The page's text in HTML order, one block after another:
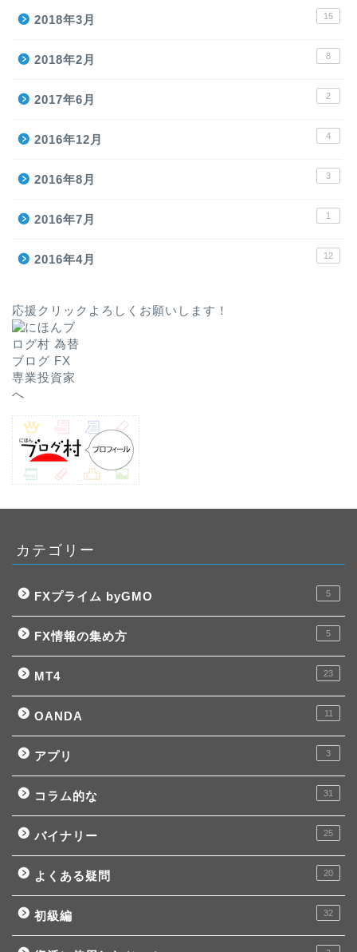
2018年3月 15
2018年2月 8
2017年6月 2
2016年12月 4
2016年8月 3
2016年7月 1
2016年4月 12
応援クリックよろしくお願いします！
カテゴリー
FXプライム byGMO 5
FX情報の集め方 5
MT4 23
OANDA 11
アプリ 3
コラム的な 31
バイナリー 25
よくある疑問 20
初級編 32